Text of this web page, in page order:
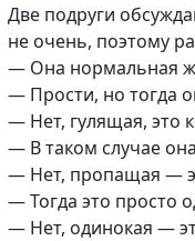
Две подруги
не очень, поэтому
— Она нормальная
— Прости, но тогда
— Нет, гулящая, это
— В таком случае
— Нет, пропащая —
— Тогда это просто
— Нет, одинокая —